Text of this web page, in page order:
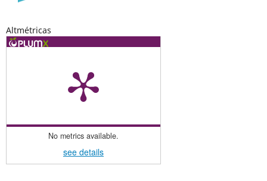
Altmétricas
No metrics available.
see details